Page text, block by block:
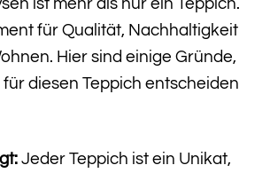
ist mehr als nur ein Teppich.
für Qualität, Nachhaltigkeit
Hier sind einige Gründe,
diesen Teppich entscheiden
Jeder Teppich ist ein Unikat,